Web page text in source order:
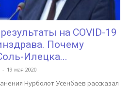
на COVID-19
Почему
Илецка...
- 19 мая 2020
Нурболот Усенбаев рассказал